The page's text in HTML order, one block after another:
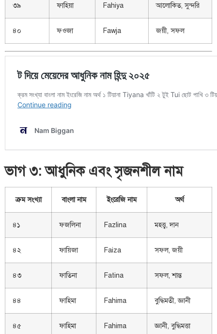
৩৯ ফাহিয়া Fahiya আলোকিত, সুন্দরি
৪০ ফওজা Fawja জয়ী, সফল
ভাগ ৩: আধুনিক এবং সৃজনশীল নাম
ক্রম সংখ্যা বাংলা নাম ইংরেজি নাম অর্থ
৪১ ফজলিনা Fazlina মহত্ত্ব, দান
৪২ ফায়িজা Faiza সফল, জয়ী
৪৩ ফাতিনা Fatina সফল, শান্ত
৪৪ ফাহিমা Fahima বুদ্ধিমতী, জ্ঞানী
৪৫ ফাহিমা Fahima জ্ঞানী, বুদ্ধিমত্তা